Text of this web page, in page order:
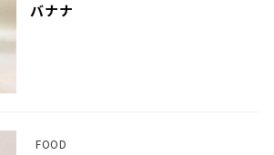
バナナ
FOOD